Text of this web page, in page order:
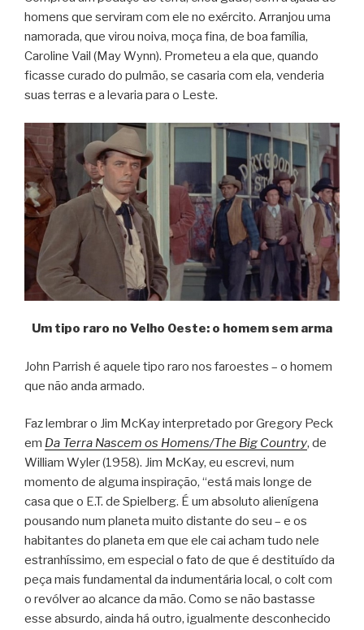
homens que serviram com ele no exército. Arranjou uma
namorada, que virou noiva, moça fina, de boa família,
Caroline Vail (May Wynn). Prometeu a ela que, quando
ficasse curado do pulmão, se casaria com ela, venderia
suas terras e a levaria para o Leste.
Um tipo raro no Velho Oeste: o homem sem arma
John Parrish é aquele tipo raro nos faroestes – o homem
que não anda armado.
Faz lembrar o Jim McKay interpretado por Gregory Peck
em Da Terra Nascem os Homens/The Big Country, de
William Wyler (1958). Jim McKay, eu escrevi, num
momento de alguma inspiração, “está mais longe de
casa que o E.T. de Spielberg. É um absoluto alienígena
pousando num planeta muito distante do seu – e os
habitantes do planeta em que ele cai acham tudo nele
estranhíssimo, em especial o fato de que é destituído da
peça mais fundamental da indumentária local, o colt com
o revólver ao alcance da mão. Como se não bastasse
esse absurdo, ainda há outro, igualmente desconhecido